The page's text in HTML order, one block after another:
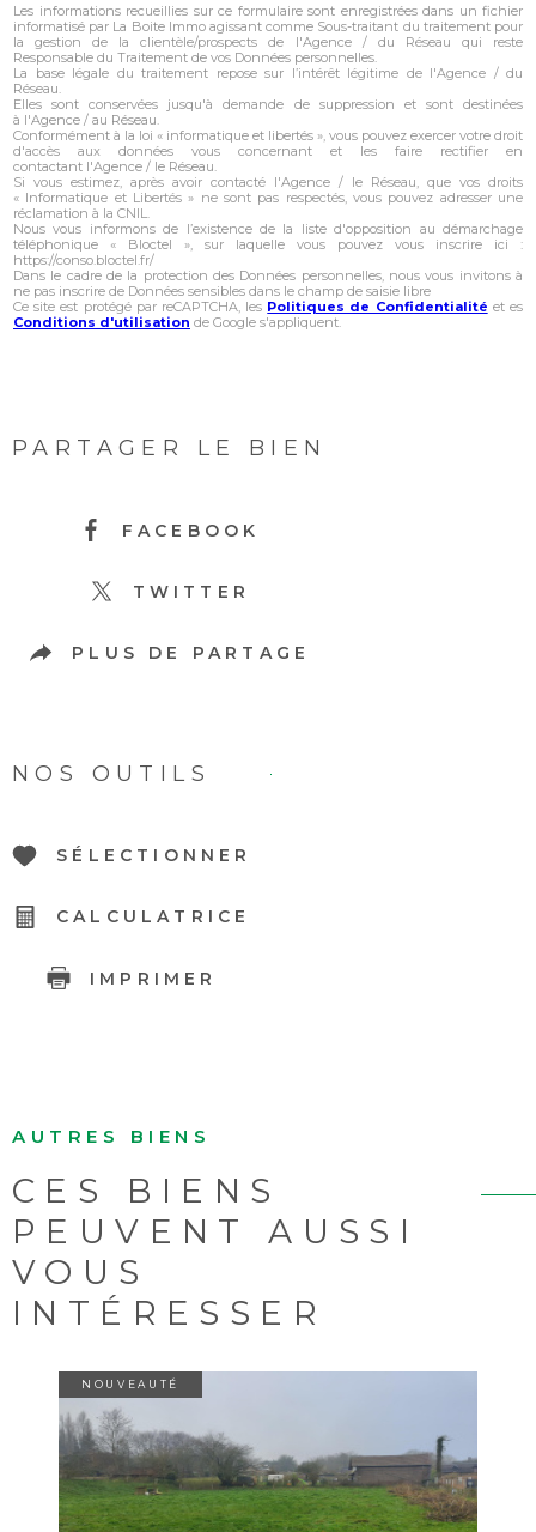
Les informations recueillies sur ce formulaire sont enregistrées dans un fichier
informatisé par La Boite Immo agissant comme Sous-traitant du traitement pour
la gestion de la clientèle/prospects de l'Agence / du Réseau qui reste
Responsable du Traitement de vos Données personnelles.
La base légale du traitement repose sur l’intérêt légitime de l'Agence / du
Réseau.
Elles sont conservées jusqu'à demande de suppression et sont destinées
à l'Agence / au Réseau.
Conformément à la loi « informatique et libertés », vous pouvez exercer votre droit
d'accès aux données vous concernant et les faire rectifier en
contactant l'Agence / le Réseau.
Si vous estimez, après avoir contacté l'Agence / le Réseau, que vos droits
« Informatique et Libertés » ne sont pas respectés, vous pouvez adresser une
réclamation à la CNIL.
Nous vous informons de l’existence de la liste d'opposition au démarchage
téléphonique « Bloctel », sur laquelle vous pouvez vous inscrire ici :
https://conso.bloctel.fr/
Dans le cadre de la protection des Données personnelles, nous vous invitons à
ne pas inscrire de Données sensibles dans le champ de saisie libre
Ce site est protégé par reCAPTCHA, les Politiques de Confidentialité et es
Conditions d'utilisation de Google s'appliquent.
PARTAGER LE BIEN
FACEBOOK
TWITTER
PLUS DE PARTAGE
NOS OUTILS
SÉLECTIONNER
CALCULATRICE
IMPRIMER
AUTRES BIENS
CES BIENS
PEUVENT AUSSI
VOUS
INTÉRESSER
NOUVEAUTÉ
VOIR LE BIEN